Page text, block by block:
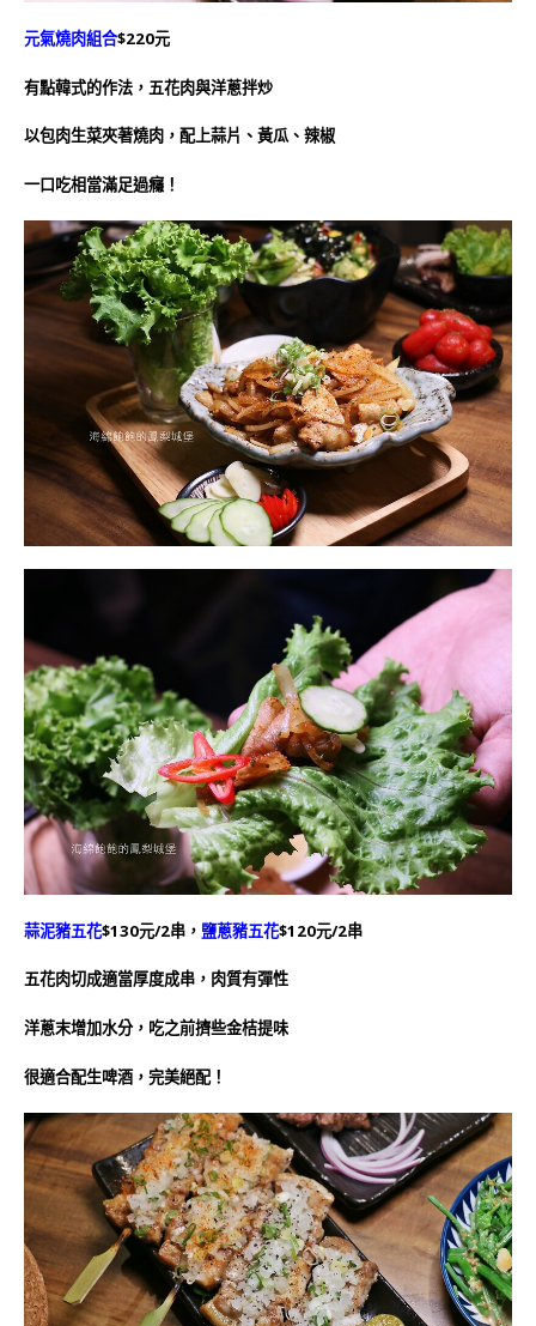
元氣燒肉組合$220元
有點韓式的作法，五花肉與洋蔥拌炒
以包肉生菜夾著燒肉，配上蒜片、黃瓜、辣椒
一口吃相當滿足過癮！
蒜泥豬五花$130元/2串， 鹽蔥豬五花$120元/2串
五花肉切成適當厚度成串，肉質有彈性
洋蔥末增加水分，吃之前擠些金桔提味
很適合配生啤酒，完美絕配！